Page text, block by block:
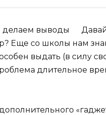
Еще со школы нам
выдать (в силу
длительное